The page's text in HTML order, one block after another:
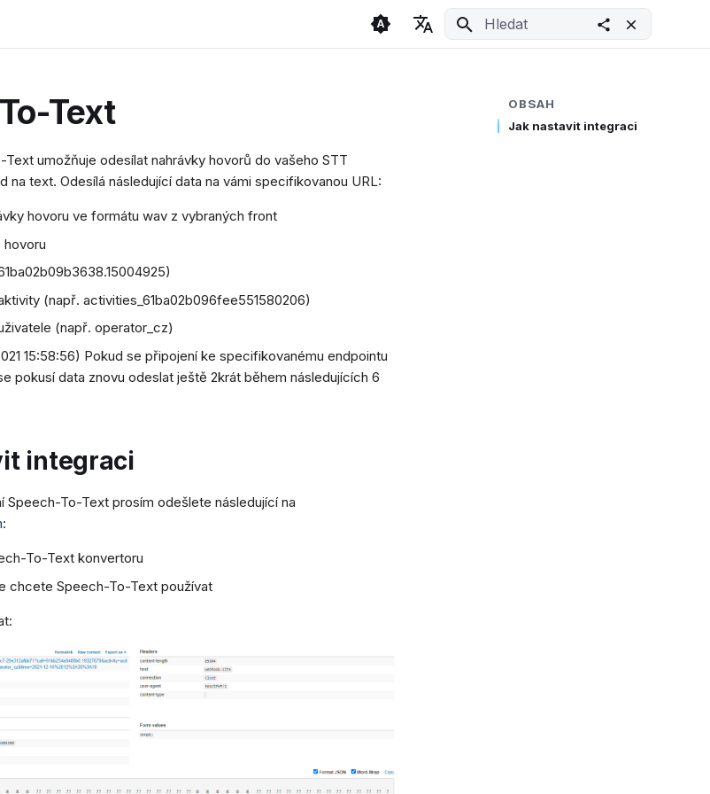
OBSAH
Jak nastavit integraci
Text
umožňuje odesílat nahrávky hovorů do vašeho STT
na text. Odesílá následující data na vámi specifikovanou URL:
hovoru ve formátu wav z vybraných front
(např. activities_61ba02b096fee551580206)
(např. operator_cz)
15:58:56) Pokud se připojení ke specifikovanému endpointu
pokusí data znovu odeslat ještě 2krát během následujících 6
integraci
Speech-To-Text prosím odešlete následující na
:
To-Text konvertoru
chcete Speech-To-Text používat